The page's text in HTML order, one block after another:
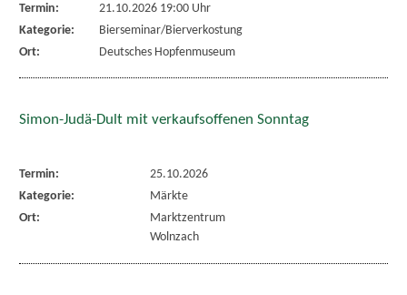
Termin:
21.10.2026 19:00 Uhr
Kategorie:
Bierseminar/Bierverkostung
Ort:
Deutsches Hopfenmuseum
Simon-Judä-Dult mit verkaufsoffenen Sonntag
Termin:
25.10.2026
Kategorie:
Märkte
Ort:
Marktzentrum
Wolnzach